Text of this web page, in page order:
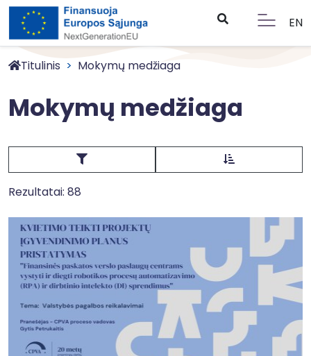
EN
Titulinis Mokymų medžiaga
Mokymų medžiaga
Rezultatai: 88